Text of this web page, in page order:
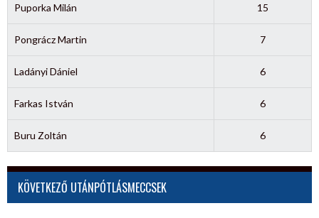
Puporka Milán 15
Pongrácz Martin 7
Ladányi Dániel 6
Farkas István 6
Buru Zoltán 6
KÖVETKEZŐ UTÁNPÓTLÁSMECCSEK